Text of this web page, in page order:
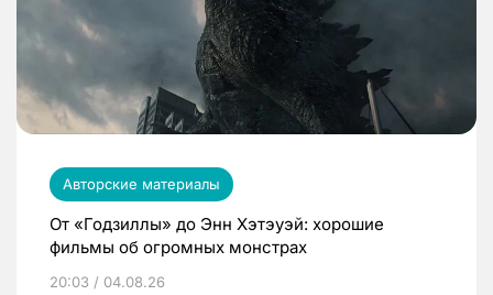
Авторские материалы
От «Годзиллы» до Энн Хэтэуэй: хорошие
фильмы об огромных монстрах
20:03 / 04.08.26